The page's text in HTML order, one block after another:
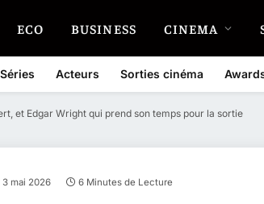
ECO BUSINESS CINEMA
Séries Acteurs Sorties cinéma
et Edgar Wright qui prend son temps pour la sortie
3 mai 2026 6 Minutes de Lecture